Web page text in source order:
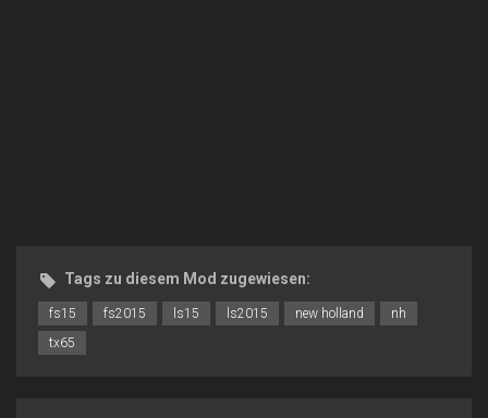
Tags zu diesem Mod zugewiesen:
fs15 fs2015 ls15 ls2015 new holland
nh
tx65